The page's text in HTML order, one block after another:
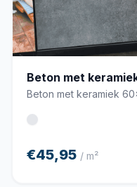
Beton met
Beton met keramiek
€45,95 / m²